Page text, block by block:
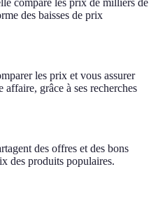
compare les prix de milliers de
des baisses de prix
les prix et vous assurer
grâce à ses recherches
des offres et des bons
des produits populaires.